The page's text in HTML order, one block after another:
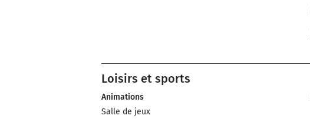
Loisirs et sports
Animations
Salle de jeux